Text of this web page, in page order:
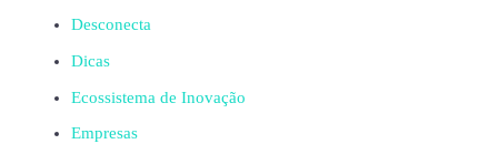
Desconecta
Dicas
Ecossistema de Inovação
Empresas